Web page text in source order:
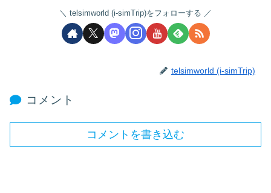
telsimworld (i-simTrip)をフォローする
telsimworld (i-simTrip)
コメント
コメントを書き込む